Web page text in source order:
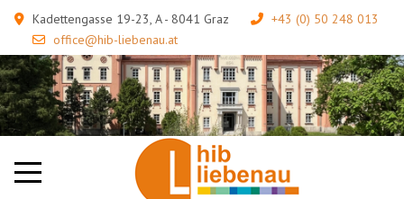
Kadettengasse 19-23, A - 8041 Graz
+43 (0) 50 248 013
office@hib-liebenau.at